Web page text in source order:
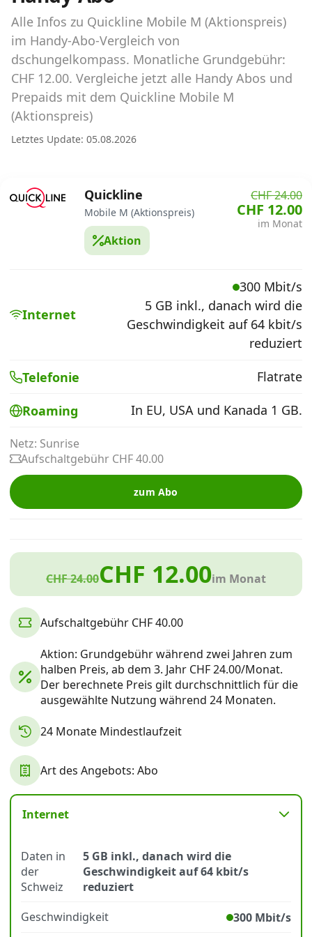
Abos für Tablets, Hotspots und Smart
Watches
Tarifrechner Handy-Abo
Der gute alte Tarifrechner im neuen Design
Infos
Roaming-Tarife abfragen
Handy-Abo-Aktionen
Alle Mobile-Vergleiche
Internet, TV, Telefon
Aktionen
Über uns
Datenschutz· AGB·Impressum
Alle Infos zu Quickline Mobile M (Aktionspreis)
im Handy-Abo-Vergleich von
dschungelkompass. Monatliche Grundgebühr:
CHF 12.00. Vergleiche jetzt alle Handy Abos und
Prepaids mit dem Quickline Mobile M
(Aktionspreis)
Letztes Update: 05.08.2026
Quickline
Mobile M (Aktionspreis)
Aktion
CHF 24.00
CHF 12.00
im Monat
Internet
300 Mbit/s
5 GB inkl., danach wird die
Geschwindigkeit auf 64 kbit/s
reduziert
Telefonie Flatrate
Roaming In EU, USA und Kanada 1 GB.
Netz: Sunrise
Aufschaltgebühr CHF 40.00
zum Abo
CHF 24.00CHF 12.00im Monat
Aufschaltgebühr CHF 40.00
Aktion: Grundgebühr während zwei Jahren zum
halben Preis, ab dem 3. Jahr CHF 24.00/Monat.
Der berechnete Preis gilt durchschnittlich für die
ausgewählte Nutzung während 24 Monaten.
24 Monate Mindestlaufzeit
Art des Angebots: Abo
Internet
Daten in
der
Schweiz
5 GB inkl., danach wird die
Geschwindigkeit auf 64 kbit/s
reduziert
Geschwindigkeit
300 Mbit/s